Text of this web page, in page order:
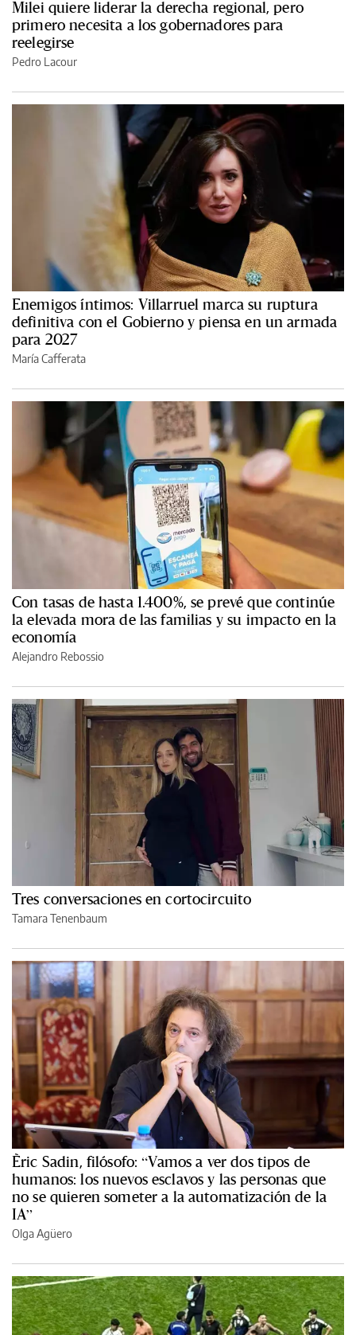
Milei quiere liderar la derecha regional, pero
primero necesita a los gobernadores para
reelegirse
Pedro Lacour
Enemigos íntimos: Villarruel marca su ruptura
definitiva con el Gobierno y piensa en un armada
para 2027
María Cafferata
Con tasas de hasta 1.400%, se prevé que continúe
la elevada mora de las familias y su impacto en la
economía
Alejandro Rebossio
Tres conversaciones en cortocircuito
Tamara Tenenbaum
Èric Sadin, filósofo: “Vamos a ver dos tipos de
humanos: los nuevos esclavos y las personas que
no se quieren someter a la automatización de la
IA”
Olga Agüero